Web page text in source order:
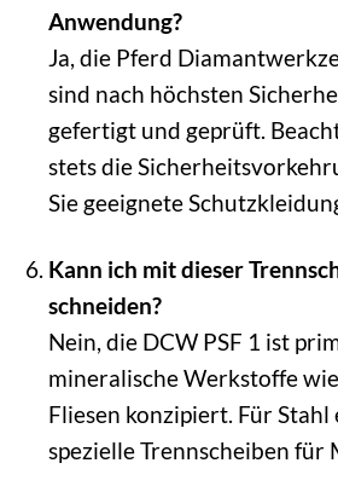
Anwendung?
Ja, die Pferd
sind nach höchsten
gefertigt und geprüft.
stets die
Sie geeignete
Kann ich mit dieser
schneiden?
Nein, die DCW PSF 1 ist
mineralische Werkstoffe
Fliesen konzipiert. Für
spezielle Trennscheiben für